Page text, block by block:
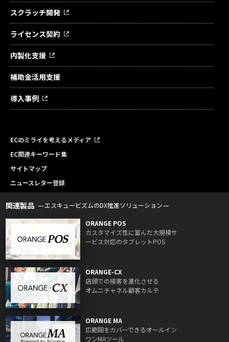
スクラッチ開発
ライセンス契約
内製化支援
補助金活用支援
導入事例
ECのミライを考えるメディア
EC関連キーワード集
サイトマップ
ニュースレター登録
関連製品 エスキュービズムのDX推進ソリューション
ORANGE POS
カスタマイズ性に富んだ大規模サ
ービス対応のタブレットPOS
ORANGE-CX
店頭での接客を進化させる
オムニチャネル顧客カルテ
ORANGE MA
広範囲をカバーできるオールイン
ワンMAツール